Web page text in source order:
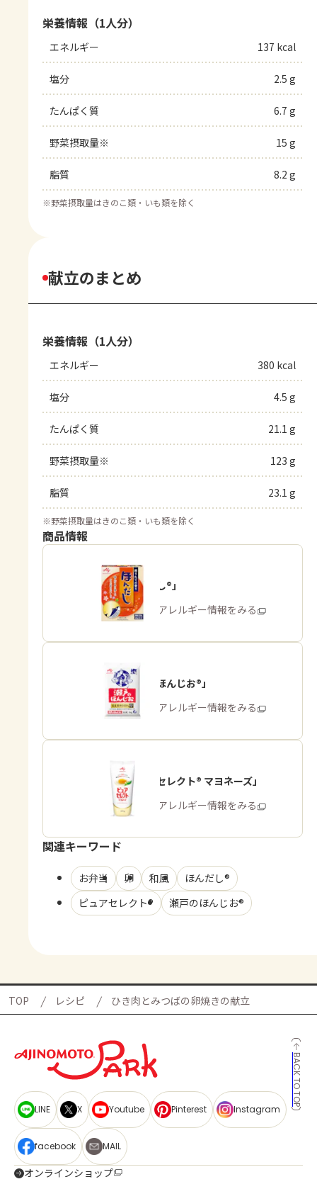
栄養情報（1人分）
エネルギー 137 kcal
塩分 2.5 g
たんぱく質 6.7 g
野菜摂取量※ 15 g
脂質 8.2 g
※野菜摂取量はきのこ類・いも類を除く
献立のまとめ
栄養情報（1人分）
エネルギー 380 kcal
塩分 4.5 g
たんぱく質 21.1 g
野菜摂取量※ 123 g
脂質 23.1 g
※野菜摂取量はきのこ類・いも類を除く
商品情報
「ほんだし®」
商品・アレルギー情報をみる
「瀬戸のほんじお®」
商品・アレルギー情報をみる
「ピュアセレクト® マヨネーズ」
商品・アレルギー情報をみる
関連キーワード
お弁当 卵 和風
ほんだし®
ピュアセレクト®
瀬戸のほんじお®
TOP レシピ ひき肉とみつばの卵焼きの献立
BACK TO TOP
LINE X Youtube Pinterest Instagram
facebook MAIL
オンラインショップ